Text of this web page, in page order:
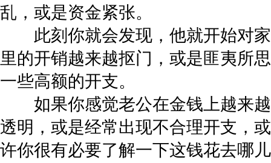
乱，或是资金紧张。
此刻你就会发现，他就开始对家
里的开销越来越抠门，或是匪夷所思
一些高额的开支。
如果你感觉老公在金钱上越来越
透明，或是经常出现不合理开支，或
许你很有必要了解一下这钱花去哪儿